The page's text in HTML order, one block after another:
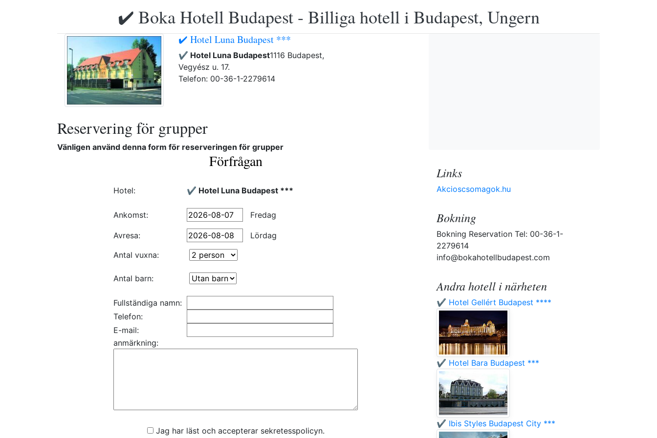
✔️ Boka Hotell Budapest - Billiga hotell i Budapest, Ungern
✔️ Hotel Luna Budapest ***
✔️ Hotel Luna Budapest1116 Budapest,
Vegyész u. 17.
Telefon: 00-36-1-2279614
Reservering för grupper
Vänligen använd denna form för reserveringen för grupper
Förfrågan
Hotel: ✔️ Hotel Luna Budapest ***
Ankomst: Fredag
Avresa:
Lördag
Antal vuxna:
Antal barn:
Fullständiga namn:
Telefon:
E-mail:
anmärkning:
Jag har läst och accepterar sekretesspolicyn.
Links
Akcioscsomagok.hu
Bokning
Bokning Reservation Tel: 00-36-1-
2279614
info@bokahotellbudapest.com
Andra hotell i närheten
✔️ Hotel Gellért Budapest ****
✔️ Hotel Bara Budapest ***
✔️ Ibis Styles Budapest City ***